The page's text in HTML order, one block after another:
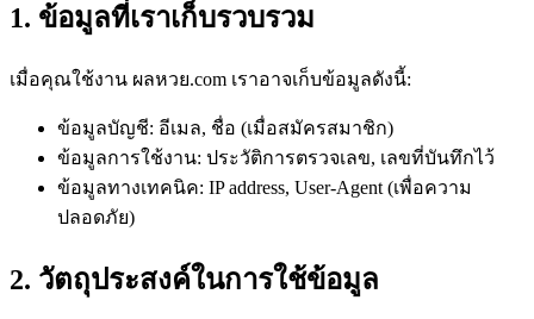
1. ข้อมูลที่เราเก็บรวบรวม
เมื่อคุณใช้งาน ผลหวย.com เราอาจเก็บข้อมูลดังนี้:
ข้อมูลบัญชี: อีเมล, ชื่อ (เมื่อสมัครสมาชิก)
ข้อมูลการใช้งาน: ประวัติการตรวจเลข, เลขที่บันทึกไว้
ข้อมูลทางเทคนิค: IP address, User-Agent (เพื่อความ
ปลอดภัย)
2. วัตถุประสงค์ในการใช้ข้อมูล